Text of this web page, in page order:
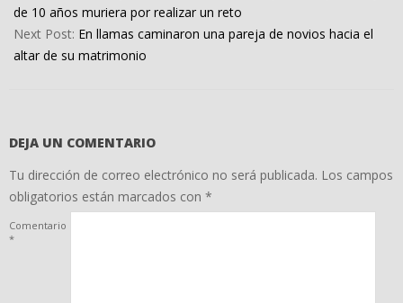
17
de 10 años muriera por realizar un reto
Next Post: En llamas caminaron una pareja de novios hacia el
altar de su matrimonio
DEJA UN COMENTARIO
Tu dirección de correo electrónico no será publicada. Los campos
obligatorios están marcados con *
Comentario
*